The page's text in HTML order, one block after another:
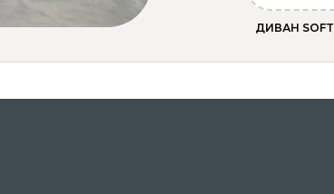
ДИВАН SOFT